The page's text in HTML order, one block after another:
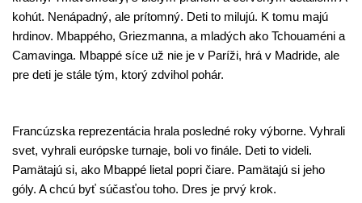
kohút. Nenápadný, ale prítomný. Deti to milujú. K tomu majú
hrdinov. Mbappého, Griezmanna, a mladých ako Tchouaméni a
Camavinga. Mbappé síce už nie je v Paríži, hrá v Madride, ale
pre deti je stále tým, ktorý zdvihol pohár.
Francúzska reprezentácia hrala posledné roky výborne. Vyhrali
svet, vyhrali európske turnaje, boli vo finále. Deti to videli.
Pamätajú si, ako Mbappé lietal popri čiare. Pamätajú si jeho
góly. A chcú byť súčasťou toho. Dres je prvý krok.